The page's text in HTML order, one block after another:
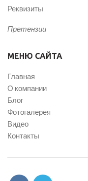
Реквизиты
Претензии
МЕНЮ САЙТА
Главная
О компании
Блог
Фотогалерея
Видео
Контакты